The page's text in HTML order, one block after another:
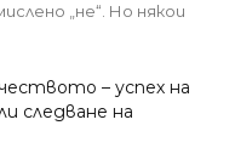
„не“. Но някои
– успех на
следване на